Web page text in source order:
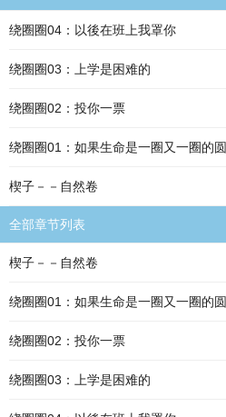
绕圈圈04：以後在班上我罩你
绕圈圈03：上学是困难的
绕圈圈02：投你一票
绕圈圈01：如果生命是一圈又一圈的圆
楔子－－自然卷
全部章节列表
楔子－－自然卷
绕圈圈01：如果生命是一圈又一圈的圆
绕圈圈02：投你一票
绕圈圈03：上学是困难的